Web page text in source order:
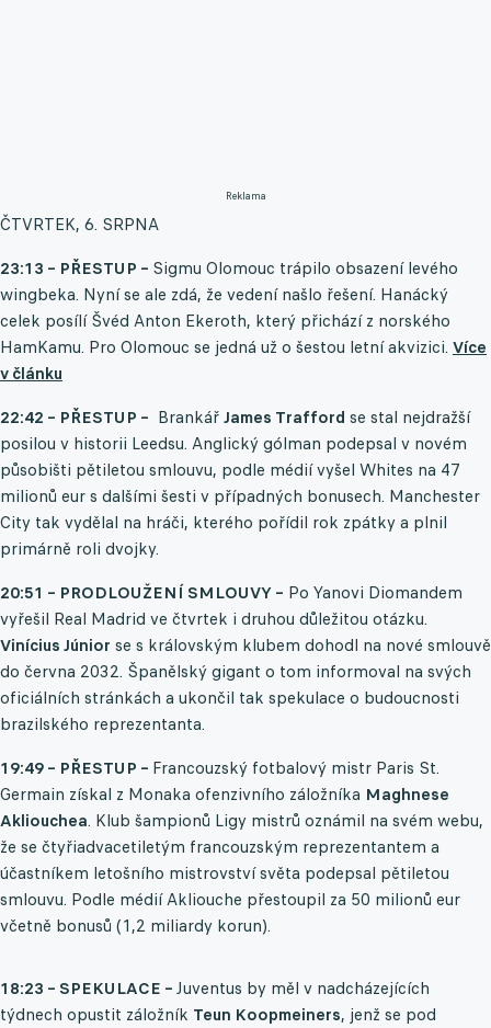
Reklama
ČTVRTEK, 6. SRPNA
23:13 – PŘESTUP – Sigmu Olomouc trápilo obsazení levého
wingbeka. Nyní se ale zdá, že vedení našlo řešení. Hanácký
celek posílí Švéd Anton Ekeroth, který přichází z norského
HamKamu. Pro Olomouc se jedná už o šestou letní akvizici. Více
v článku
22:42 – PŘESTUP – Brankář James Trafford se stal nejdražší
posilou v historii Leedsu. Anglický gólman podepsal v novém
působišti pětiletou smlouvu, podle médií vyšel Whites na 47
milionů eur s dalšími šesti v případných bonusech. Manchester
City tak vydělal na hráči, kterého pořídil rok zpátky a plnil
primárně roli dvojky.
20:51 – PRODLOUŽENÍ SMLOUVY – Po Yanovi Diomandem
vyřešil Real Madrid ve čtvrtek i druhou důležitou otázku.
Vinícius Júnior se s královským klubem dohodl na nové smlouvě
do června 2032. Španělský gigant o tom informoval na svých
oficiálních stránkách a ukončil tak spekulace o budoucnosti
brazilského reprezentanta.
19:49 – PŘESTUP – Francouzský fotbalový mistr Paris St.
Germain získal z Monaka ofenzivního záložníka Maghnese
Akliouchea. Klub šampionů Ligy mistrů oznámil na svém webu,
že se čtyřiadvacetiletým francouzským reprezentantem a
účastníkem letošního mistrovství světa podepsal pětiletou
smlouvu. Podle médií Akliouche přestoupil za 50 milionů eur
včetně bonusů (1,2 miliardy korun).
18:23 – SPEKULACE – Juventus by měl v nadcházejících
týdnech opustit záložník Teun Koopmeiners, jenž se pod